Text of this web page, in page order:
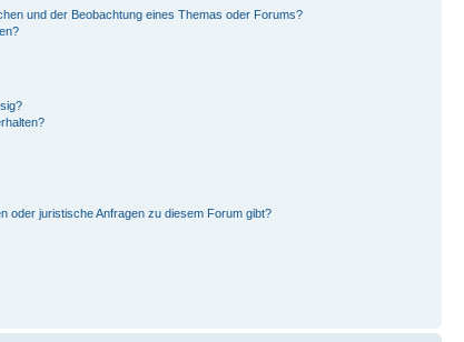
und der Beobachtung eines Themas oder Forums?
oder juristische Anfragen zu diesem Forum gibt?